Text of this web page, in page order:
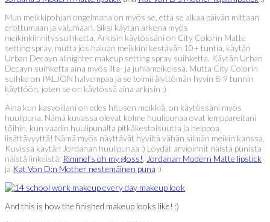
Mun meikkipohjan ongelmana on myös se, että se alkaa päivän mittaan
erottumaan ja valumaan. Siksi käytän arkena myös
meikinkiinnityssuihketta. Arkisin käytössäni on City Colorin Matte
setting spray, mutta jos haluan meikkini kestävän 10+ tuntia, käytän
Urban Decayn allnighter makeup setting spray suihketta. Käytän Urban
Decayn suihketta aina myös ilta- ja juhlameikeissä. Mutta City Colorin
suihke on PALJON halvempaa ja se toimii älyttömän hyvin 8-9 tunnin
käyttöön, joten se on käytössä aina arkisin :)
Aina kun kasvoillani on edes hitusen meikkiä, on käytössäni myös
huulipuna. Nämä kuvassa olevat kolme huulipunaa ovat lemppareitani
töihin, kun vaadin huulipunalta pitkäkestoisuutta ja helppoa
lisättävyyttä! Nämä myös näyttävät hyviltä vähän silmän meikin kanssa.
Kuvissa käytän Jordanan huulipunaa :) Löydät arvioinnit näistä punista
näistä linkeistä: Rimmel’s oh my gloss!
Jordanan Modern Matte lipstick
ja Kat Von D:n Mother nestemäinen puna :)
And this is how the finished makeup looks like! :)